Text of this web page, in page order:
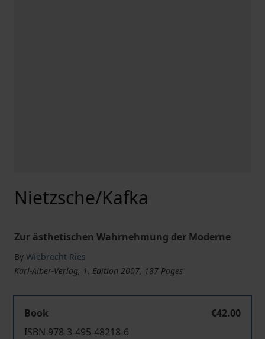
Nietzsche/Kafka
Zur ästhetischen Wahrnehmung der Moderne
By Wiebrecht Ries
Karl-Alber-Verlag, 1. Edition 2007, 187 Pages
Book
€42.00
ISBN 978-3-495-48218-6